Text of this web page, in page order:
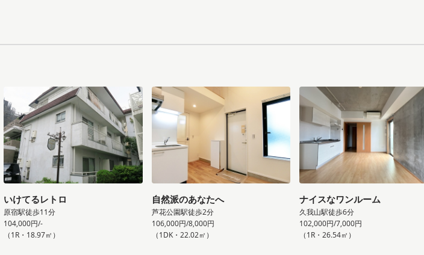
いけてるレトロ
原宿駅徒歩11分
104,000円/-
（1R・18.97㎡）
自然派のあなたへ
芦花公園駅徒歩2分
106,000円/8,000円
（1DK・22.02㎡）
ナイスなワンルーム
久我山駅徒歩6分
102,000円/7,000円
（1R・26.54㎡）